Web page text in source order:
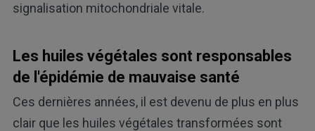
signalisation mitochondriale vitale.
Les huiles végétales sont responsables
de l'épidémie de mauvaise santé
Ces dernières années, il est devenu de plus en plus
clair que les huiles végétales transformées sont